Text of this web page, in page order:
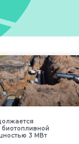
биотопливной
3 МВт